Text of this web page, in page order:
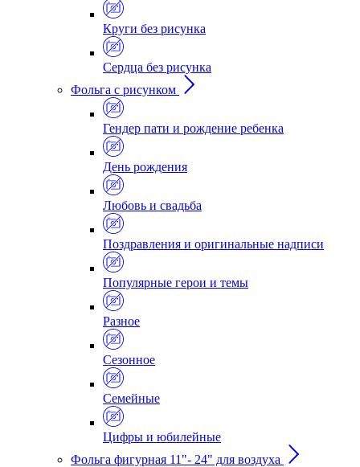
Круги без рисунка
Сердца без рисунка
Фольга с рисунком
Гендер пати и рождение ребенка
День рождения
Любовь и свадьба
Поздравления и оригинальные надписи
Популярные герои и темы
Разное
Сезонное
Семейные
Цифры и юбилейные
Фольга фигурная 11"- 24" для воздуха